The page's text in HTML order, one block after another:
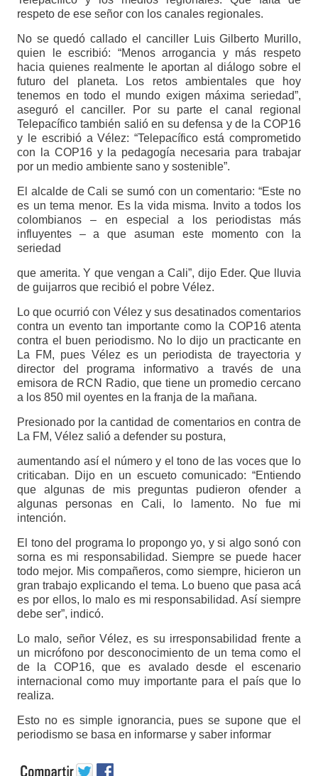
respeto de ese señor con los canales regionales.
No se quedó callado el canciller Luis Gilberto Murillo,
quien le escribió: “Menos arrogancia y más respeto
hacia quienes realmente le aportan al diálogo sobre el
futuro del planeta. Los retos ambientales que hoy
tenemos en todo el mundo exigen máxima seriedad”,
aseguró el canciller. Por su parte el canal regional
Telepacífico también salió en su defensa y de la COP16
y le escribió a Vélez: “Telepacífico está comprometido
con la COP16 y la pedagogía necesaria para trabajar
por un medio ambiente sano y sostenible”.
El alcalde de Cali se sumó con un comentario: “Este no
es un tema menor. Es la vida misma. Invito a todos los
colombianos – en especial a los periodistas más
influyentes – a que asuman este momento con la
seriedad
que amerita. Y que vengan a Cali”, dijo Eder. Que lluvia
de guijarros que recibió el pobre Vélez.
Lo que ocurrió con Vélez y sus desatinados comentarios
contra un evento tan importante como la COP16 atenta
contra el buen periodismo. No lo dijo un practicante en
La FM, pues Vélez es un periodista de trayectoria y
director del programa informativo a través de una
emisora de RCN Radio, que tiene un promedio cercano
a los 850 mil oyentes en la franja de la mañana.
Presionado por la cantidad de comentarios en contra de
La FM, Vélez salió a defender su postura,
aumentando así el número y el tono de las voces que lo
criticaban. Dijo en un escueto comunicado: “Entiendo
que algunas de mis preguntas pudieron ofender a
algunas personas en Cali, lo lamento. No fue mi
intención.
El tono del programa lo propongo yo, y si algo sonó con
sorna es mi responsabilidad. Siempre se puede hacer
todo mejor. Mis compañeros, como siempre, hicieron un
gran trabajo explicando el tema. Lo bueno que pasa acá
es por ellos, lo malo es mi responsabilidad. Así siempre
debe ser”, indicó.
Lo malo, señor Vélez, es su irresponsabilidad frente a
un micrófono por desconocimiento de un tema como el
de la COP16, que es avalado desde el escenario
internacional como muy importante para el país que lo
realiza.
Esto no es simple ignorancia, pues se supone que el
periodismo se basa en informarse y saber informar